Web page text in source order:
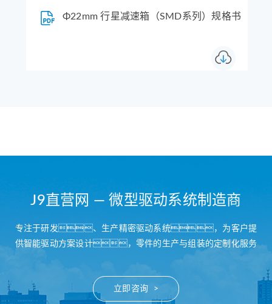
Φ22mm 行星减速箱（SMD系列）规格书
J9直营网 — 微型驱动系统制造商
专注于研发、生产精密驱动系统，为客户提
供智能驱动方案设计，零件的生产与组装的定制化服务
立即咨询 >